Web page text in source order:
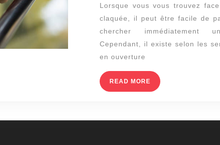
?
Lorsque vous vous trouvez
claquée, il peut être facile de
chercher immédiatement
Cependant, il existe selon les
en ouverture
READ MORE READ
MORE